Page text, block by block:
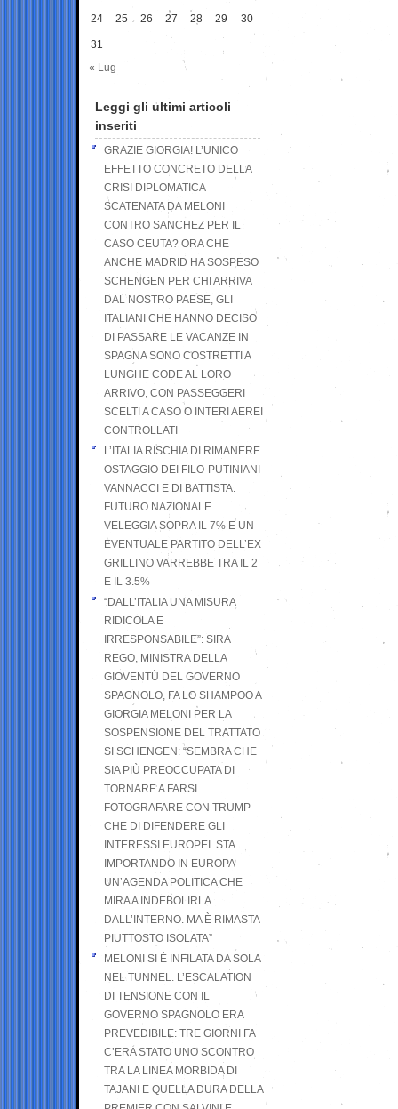
24 25 26 27 28 29 30
31
« Lug
Leggi gli ultimi articoli
inseriti
GRAZIE GIORGIA! L’UNICO
EFFETTO CONCRETO DELLA
CRISI DIPLOMATICA
SCATENATA DA MELONI
CONTRO SANCHEZ PER IL
CASO CEUTA? ORA CHE
ANCHE MADRID HA SOSPESO
SCHENGEN PER CHI ARRIVA
DAL NOSTRO PAESE, GLI
ITALIANI CHE HANNO DECISO
DI PASSARE LE VACANZE IN
SPAGNA SONO COSTRETTI A
LUNGHE CODE AL LORO
ARRIVO, CON PASSEGGERI
SCELTI A CASO O INTERI AEREI
CONTROLLATI
L’ITALIA RISCHIA DI RIMANERE
OSTAGGIO DEI FILO-PUTINIANI
VANNACCI E DI BATTISTA.
FUTURO NAZIONALE
VELEGGIA SOPRA IL 7% E UN
EVENTUALE PARTITO DELL’EX
GRILLINO VARREBBE TRA IL 2
E IL 3.5%
“DALL’ITALIA UNA MISURA
RIDICOLA E
IRRESPONSABILE”: SIRA
REGO, MINISTRA DELLA
GIOVENTÙ DEL GOVERNO
SPAGNOLO, FA LO SHAMPOO A
GIORGIA MELONI PER LA
SOSPENSIONE DEL TRATTATO
SI SCHENGEN: “SEMBRA CHE
SIA PIÙ PREOCCUPATA DI
TORNARE A FARSI
FOTOGRAFARE CON TRUMP
CHE DI DIFENDERE GLI
INTERESSI EUROPEI. STA
IMPORTANDO IN EUROPA
UN’AGENDA POLITICA CHE
MIRA A INDEBOLIRLA
DALL’INTERNO. MA È RIMASTA
PIUTTOSTO ISOLATA”
MELONI SI È INFILATA DA SOLA
NEL TUNNEL. L’ESCALATION
DI TENSIONE CON IL
GOVERNO SPAGNOLO ERA
PREVEDIBILE: TRE GIORNI FA
C’ERA STATO UNO SCONTRO
TRA LA LINEA MORBIDA DI
TAJANI E QUELLA DURA DELLA